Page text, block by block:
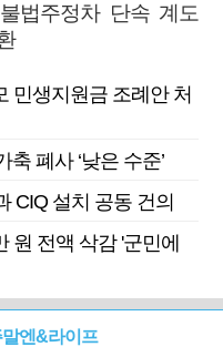
법주정차 단속 계도
민생지원금 조례안 처
폐사 ‘낮은 수준’
CIQ 설치 공동 건의
원 전액 삭감 '군민에
말엔&라이프